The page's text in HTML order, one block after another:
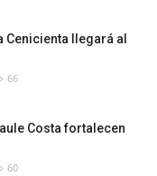
Cenicienta llegará al
66
Costa fortalecen
60